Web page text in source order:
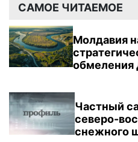
САМОЕ ЧИТАЕМОЕ
Молдавия
обмеления
Частный
северо-
снежного